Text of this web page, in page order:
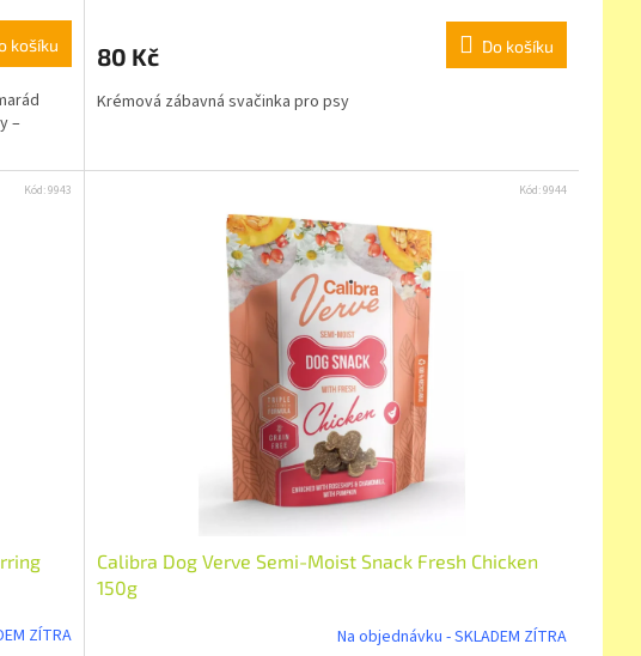
košíku
–
80 Kč Do košíku
Krémová zábavná svačinka pro psy
ZÍTRA
Kód:9943
Calibra Dog Verve Semi-Moist Snack Fresh Chicken
150g
Na objednávku - SKLADEM ZÍTRA
Kód:9944